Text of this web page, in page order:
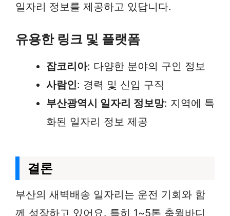
일자리 정보를 제공하고 있답니다.
유용한 링크 및 플랫폼
잡코리아: 다양한 분야의 구인 정보
사람인: 경력 및 신입 구직
부산광역시 일자리 정보망: 지역에 특
화된 일자리 정보 제공
결론
부산의 새벽배송 일자리는 운전 기회와 함
께 성장하고 있어요. 특히 1~5톤 축윙바디